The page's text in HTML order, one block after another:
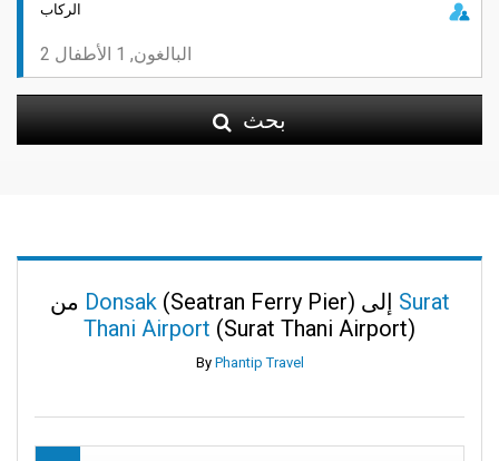
الركاب
بحث
Donsak
Surat
Thani Airport (Surat Thani Airport)
By Phantip Travel